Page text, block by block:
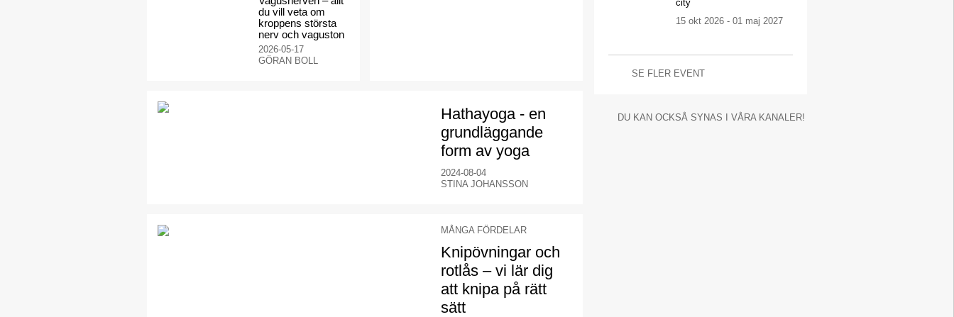
du vill veta om
kroppens största
nerv och vaguston
2026-05-17
GÖRAN BOLL
Hathayoga - en
grundläggande
form av yoga
2024-08-04
STINA JOHANSSON
MÅNGA FÖRDELAR
Knipövningar och
rotlås – vi lär dig
att knipa på rätt
sätt
city
15 okt 2026 - 01 maj 2027
SE FLER EVENT
DU KAN OCKSÅ SYNAS I VÅRA KANALER!